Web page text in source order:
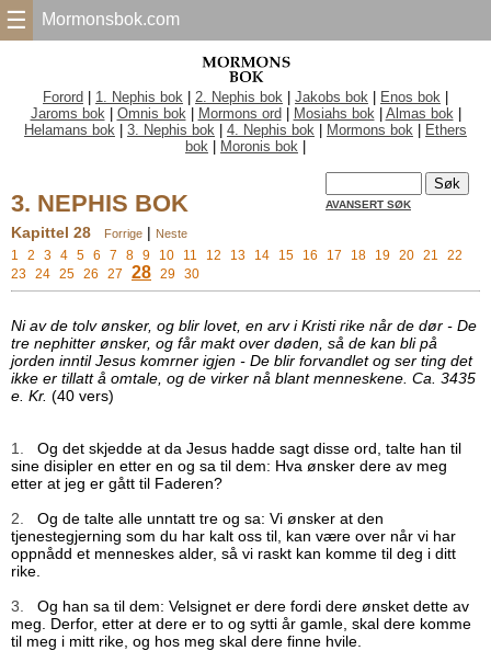
☰ Mormonsbok.com
Forord 1. Nephis bok 2. Nephis bok Jakobs bok Enos bok
Jaroms bok| Omnis bok| Mormons ord Mosiahs bok| Almas bok|
Helamans bok
3. Nephis bok 4. Nephis bok Mormons bok
Ethers
bok
Moronis bok
AVANSERT SØK
3. NEPHIS BOK
Kapittel 28 Forrige | Neste
1 2 3 4 5 6 7 8 9 10 11 12 13 14 15 16 17 18 19 20 21
22
23 24 25 26 27 28 29 30
Ni av de tolv ønsker, og blir lovet, en arv i Kristi rike når de dør - De
tre nephitter ønsker, og får makt over døden, så de kan bli på
jorden inntil Jesus komrner igjen - De blir forvandlet og ser ting det
ikke er tillatt å omtale, og de virker nå blant menneskene. Ca. 3435
e. Kr. (40 vers)
1.
Og det skjedde at da Jesus hadde sagt disse ord, talte han til
sine disipler en etter en og sa til dem: Hva ønsker dere av meg
etter at jeg er gått til Faderen?
2.
Og de talte alle unntatt tre og sa: Vi ønsker at den
tjenestegjerning som du har kalt oss til, kan være over når vi har
oppnådd et menneskes alder, så vi raskt kan komme til deg i ditt
rike.
3.
Og han sa til dem: Velsignet er dere fordi dere ønsket dette av
meg. Derfor, etter at dere er to og sytti år gamle, skal dere komme
til meg i mitt rike, og hos meg skal dere finne hvile.